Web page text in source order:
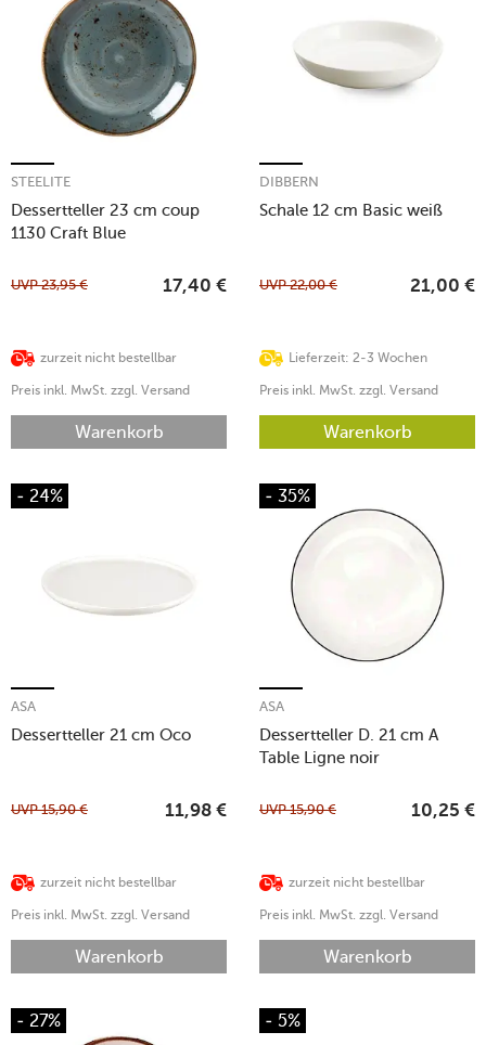
Dessertteller 23 cm coup
1130 Craft Blue
STEELITE
zurzeit nicht bestellbar
UVP23,95 € 17,40 €
Preis inkl. MwSt. zzgl. Versand
Warenkorb
Schale 12 cm Basic weiß
DIBBERN
Lieferzeit: 2-3 Wochen
UVP22,00 € 21,00 €
Preis inkl. MwSt. zzgl. Versand
Warenkorb
- 24%
Dessertteller 21 cm Oco
ASA
zurzeit nicht bestellbar
UVP15,90 € 11,98 €
Preis inkl. MwSt. zzgl. Versand
Warenkorb
- 35%
Dessertteller D. 21 cm A
Table Ligne noir
ASA
zurzeit nicht bestellbar
UVP15,90 € 10,25 €
Preis inkl. MwSt. zzgl. Versand
Warenkorb
- 27% - 5%